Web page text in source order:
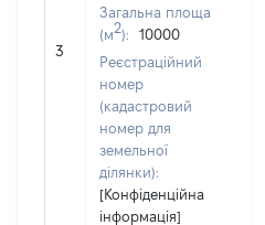
3
Загальна площа
(м2):
10000
Реєстраційний
номер
(кадастровий
номер для
земельної
ділянки):
[Конфіденційна
інформація]